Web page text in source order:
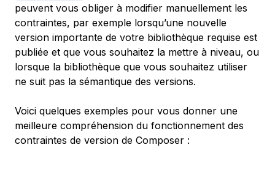
peuvent vous obliger à modifier manuellement les
contraintes, par exemple lorsqu’une nouvelle
version importante de votre bibliothèque requise est
publiée et que vous souhaitez la mettre à niveau, ou
lorsque la bibliothèque que vous souhaitez utiliser
ne suit pas la sémantique des versions.
Voici quelques exemples pour vous donner une
meilleure compréhension du fonctionnement des
contraintes de version de Composer :